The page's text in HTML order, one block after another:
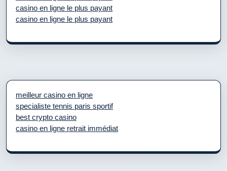
casino en ligne le plus payant
casino en ligne le plus payant
meilleur casino en ligne
specialiste tennis paris sportif
best crypto casino
casino en ligne retrait immédiat